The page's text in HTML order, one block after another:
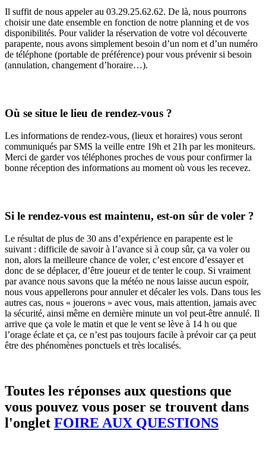
Il suffit de nous appeler au 03.29.25.62.62. De là, nous pourrons
choisir une date ensemble en fonction de notre planning et de vos
disponibilités. Pour valider la réservation de votre vol découverte
parapente, nous avons simplement besoin d’un nom et d’un numéro
de téléphone (portable de préférence) pour vous prévenir si besoin
(annulation, changement d’horaire…).
Où se situe le lieu de rendez-vous ?
Les informations de rendez-vous, (lieux et horaires) vous seront
communiqués par SMS la veille entre 19h et 21h par les moniteurs.
Merci de garder vos téléphones proches de vous pour confirmer la
bonne réception des informations au moment où vous les recevez.
Si le rendez-vous est maintenu, est-on sûr de voler ?
Le résultat de plus de 30 ans d’expérience en parapente est le
suivant : difficile de savoir à l’avance si à coup sûr, ça va voler ou
non, alors la meilleure chance de voler, c’est encore d’essayer et
donc de se déplacer, d’être joueur et de tenter le coup. Si vraiment
par avance nous savons que la météo ne nous laisse aucun espoir,
nous vous appellerons pour annuler et décaler les vols. Dans tous les
autres cas, nous « jouerons » avec vous, mais attention, jamais avec
la sécurité, ainsi même en dernière minute un vol peut-être annulé. Il
arrive que ça vole le matin et que le vent se lève à 14 h ou que
l’orage éclate et ça, ce n’est pas toujours facile à prévoir car ça peut
être des phénomènes ponctuels et très localisés.
Toutes les réponses aux questions que
vous pouvez vous poser se trouvent dans
l'onglet FOIRE AUX QUESTIONS